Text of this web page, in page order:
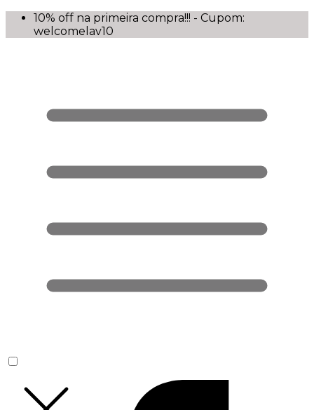
10% off na primeira compra!!! - Cupom:
welcomelav10